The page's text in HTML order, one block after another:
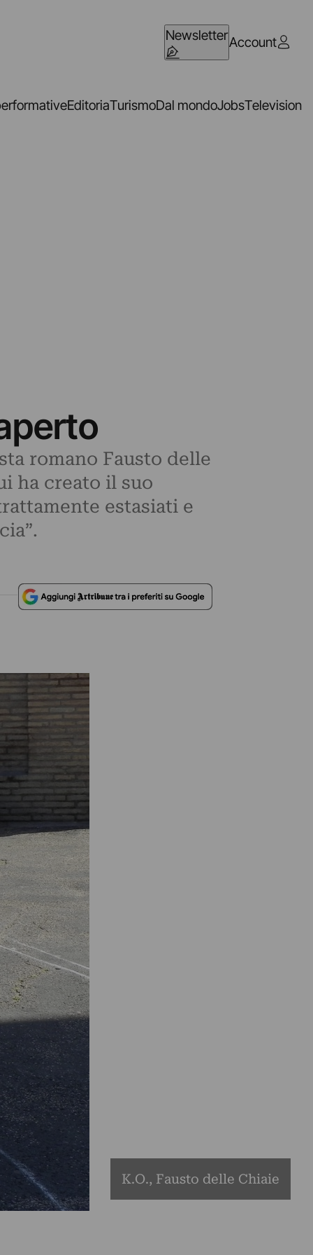
NewsletterAccount
EditoriaTurismoDal mondoJobsTelevision
romano Fausto delle
ha creato il suo
estasiati e
K.O., Fausto delle Chiaie